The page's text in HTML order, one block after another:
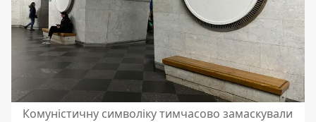
Комуністичну символіку тимчасово замаскували